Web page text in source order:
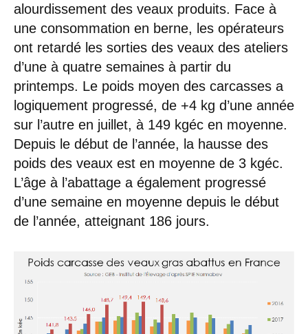
alourdissement des veaux produits. Face à
une consommation en berne, les opérateurs
ont retardé les sorties des veaux des ateliers
d’une à quatre semaines à partir du
printemps. Le poids moyen des carcasses a
logiquement progressé, de +4 kg d’une année
sur l’autre en juillet, à 149 kgéc en moyenne.
Depuis le début de l’année, la hausse des
poids des veaux est en moyenne de 3 kgéc.
L’âge à l’abattage a également progressé
d’une semaine en moyenne depuis le début
de l’année, atteignant 186 jours.